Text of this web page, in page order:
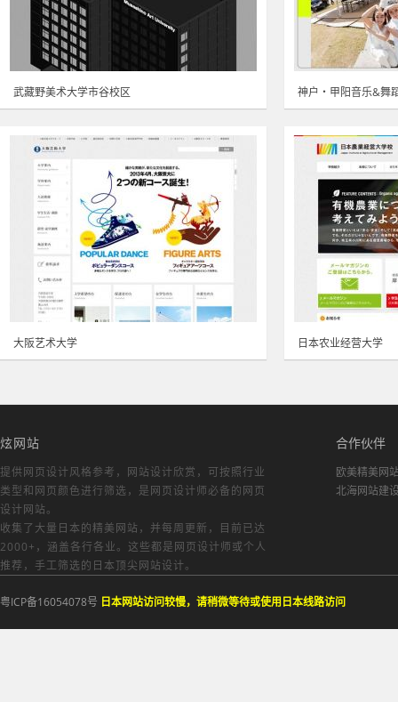
武藏野美术大学市谷校区 神户・甲阳音乐&舞
大阪艺术大学 日本农业经营大学
炫网站
提供网页设计风格参考， 网站设计欣赏 ，可按照行业
类型和网页颜色进行筛选，是网页设计师必备的网页
设计网站。
收集了大量日本的精美网站，并每周更新，目前已达
2000+，涵盖各行各业。这些都是网页设计师或个人
推荐，手工筛选的日本顶尖网站设计。
合作伙伴
欧美精美网
北海网站建
粤ICP备16054078号 日本网站访问较慢，请稍微等待或使用日本线路访问